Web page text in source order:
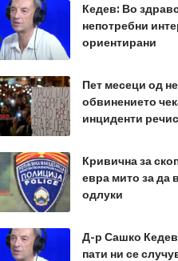
Кедев: Во
непотребни
ориентирани
Пет месеци од
обвинението
инциденти
Кривична за
евра мито за да
одлуки
Д-р Сашко
пати ни се